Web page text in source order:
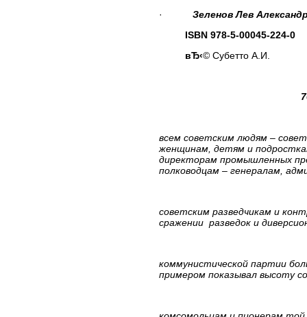
· Зеленов Лев
ISBN 978-5-00045-224-0
вЂ‹© Субетто А.И.
всем советским людям –
женщинам, детям и
директорам промышленных
полководцам – генералам,
советским разведчикам и
сражении разведок и
коммунистической партии
примером показывал высоту